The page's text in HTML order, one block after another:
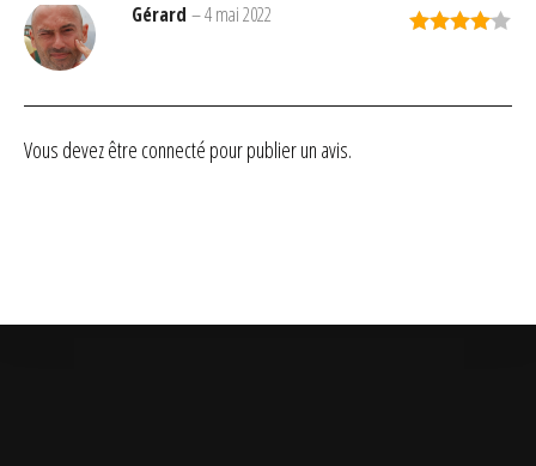
Gérard –4 mai 2022
Vous devez être connecté pour publier un avis.